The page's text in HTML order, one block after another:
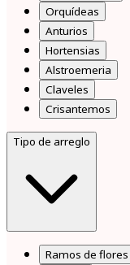
Orquídeas
Anturios
Hortensias
Alstroemeria
Claveles
Crisantemos
Tipo de arreglo
Ramos de flores